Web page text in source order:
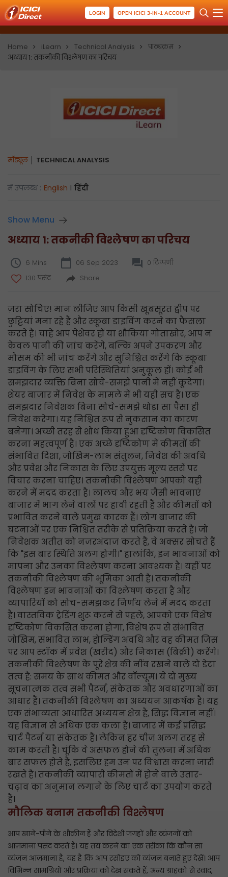
LOGIN OPEN ICICI 3-IN-1 ACCOUNT
Home iLearn Technical Analysis
पाठ्यक्रम
अध्याय 1: तकनीकी विश्लेषण का परिचय
मॉड्यूल TECHNICAL ANALYSIS
में उपलब्ध : English I हिंदी
Show Menu
अध्याय 1: तकनीकी विश्लेषण का परिचय
6 Mins 06 Sep 2023
0 टिप्पणी
130 पसंद
Share
ज़रा सोचिए! मान लीजिए आप किसी खूबसूरत द्वीप पर
छुट्टियां मना रहे हैं और स्कूबा डाइविंग करने का फैसला
करते हैं। चाहे आप पेशेवर हों या शौकिया गोताखोर, आप न
केवल पानी की जांच करेंगे, बल्कि अपने उपकरण और
मौसम की भी जांच करेंगे और सुनिश्चित करेंगे कि स्कूबा
डाइविंग के लिए सभी परिस्थितियां अनुकूल हों। कोई भी
समझदार व्यक्ति बिना सोचे-समझे पानी में नहीं कूदेगा।
शेयर बाजार में निवेश के मामले में भी यही सच है। एक
समझदार निवेशक बिना सोचे-समझे थोड़ा सा पैसा ही
निवेश करेगा। यह निश्चित रूप से नुकसान का कारण
बनेगा। अच्छी तरह से शोध किया हुआ दृष्टिकोण विकसित
करना महत्वपूर्ण है। एक अच्छे दृष्टिकोण में कीमतों की
संभावित दिशा, जोखिम-लाभ संतुलन, निवेश की अवधि
और प्रवेश और निकास के लिए उपयुक्त मूल्य स्तरों पर
विचार करना चाहिए। तकनीकी विश्लेषण आपको यही
करने में मदद करता है। लालच और भय जैसी भावनाएं
बाजार में भाग लेने वालों पर हावी रहती हैं और कीमतों को
प्रभावित करने वाले प्रमुख कारक हैं। लोग बाजार की
घटनाओं पर एक निश्चित तरीके से प्रतिक्रिया करते हैं। जो
निवेशक अतीत को नजरअंदाज करते हैं, वे अक्सर सोचते हैं
कि "इस बार स्थिति अलग होगी।" हालांकि, इन भावनाओं को
मापना और उनका विश्लेषण करना आवश्यक है। यहीं पर
तकनीकी विश्लेषण की भूमिका आती है। तकनीकी
विश्लेषण इन भावनाओं का विश्लेषण करता है और
व्यापारियों को सोच-समझकर निर्णय लेने में मदद करता
है। वास्तविक ट्रेडिंग शुरू करने से पहले, आपको एक विशेष
दृष्टिकोण विकसित करना होगा, विशेष रूप से संभावित
जोखिम, संभावित लाभ, होल्डिंग अवधि और वह कीमत जिस
पर आप स्टॉक में प्रवेश (खरीद) और निकास (बिक्री) करेंगे।
तकनीकी विश्लेषण के पूरे क्षेत्र की नींव रखने वाले दो डेटा
तत्व हैं: समय के साथ कीमत और वॉल्यूम। ये दो मुख्य
सूचनात्मक तत्व सभी पैटर्न, संकेतक और अवधारणाओं का
आधार हैं। तकनीकी विश्लेषण का अध्ययन आकर्षक है। यह
एक संभाव्यता आधारित अध्ययन क्षेत्र है, सिद्ध विज्ञान नहीं।
यह विज्ञान से अधिक एक कला है। बाजार में कई प्रसिद्ध
चार्ट पैटर्न या संकेतक हैं। लेकिन हर चीज अलग तरह से
काम करती है। चूंकि वे असफल होने की तुलना में अधिक
बार सफल होते हैं, इसलिए हम उन पर विश्वास करना जारी
रखते हैं। तकनीकी व्यापारी कीमतों में होने वाले उतार-
चढ़ाव का अनुमान लगाने के लिए चार्ट का उपयोग करते
हैं।
मौलिक बनाम तकनीकी विश्लेषण
आप खाने-पीने के शौकीन हैं और विदेशी जगहों और व्यंजनों को
आज़माना पसंद करते हैं। यह तय करने का एक तरीका कि कौन सा
व्यंजन आज़माना है, यह है कि आप रसोइए को व्यंजन बनाते हुए देखें। आप
विभिन्न सामग्रियों और प्रक्रिया को देख सकते हैं, अन्य ग्राहकों से स्वाद,